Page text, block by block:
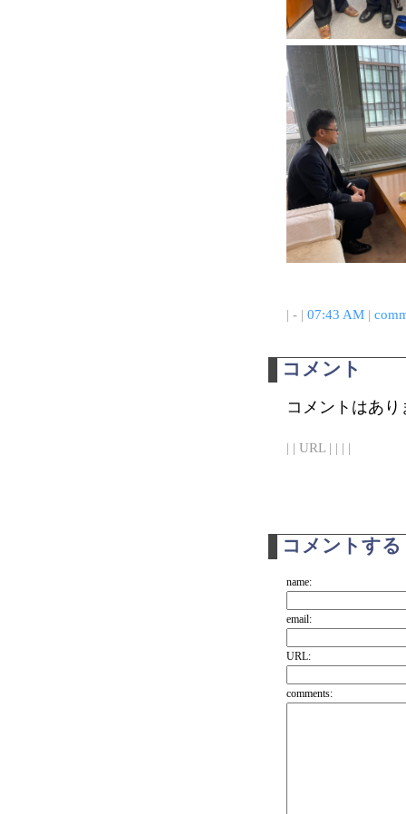
| - | 07:43 AM|
コメント
コメントはあり
| | URL | | | |
コメントする
name:
email:
URL:
comments: